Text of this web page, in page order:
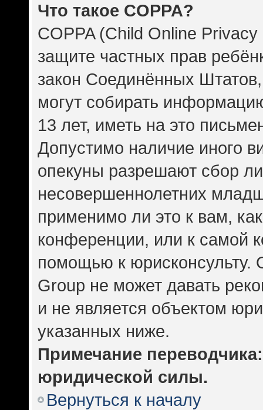
Что такое COPPA?
COPPA (Child Online
защите частных прав
закон Соединённых
могут собирать
13 лет, иметь на это
Допустимо наличие иного
опекуны разрешают сбор
несовершеннолетних
применимо ли это к вам,
конференции, или к самой
помощью к юрисконсульту.
Group не может давать
и не является объектом
указанных ниже.
Примечание
юридической силы.
Вернуться к началу